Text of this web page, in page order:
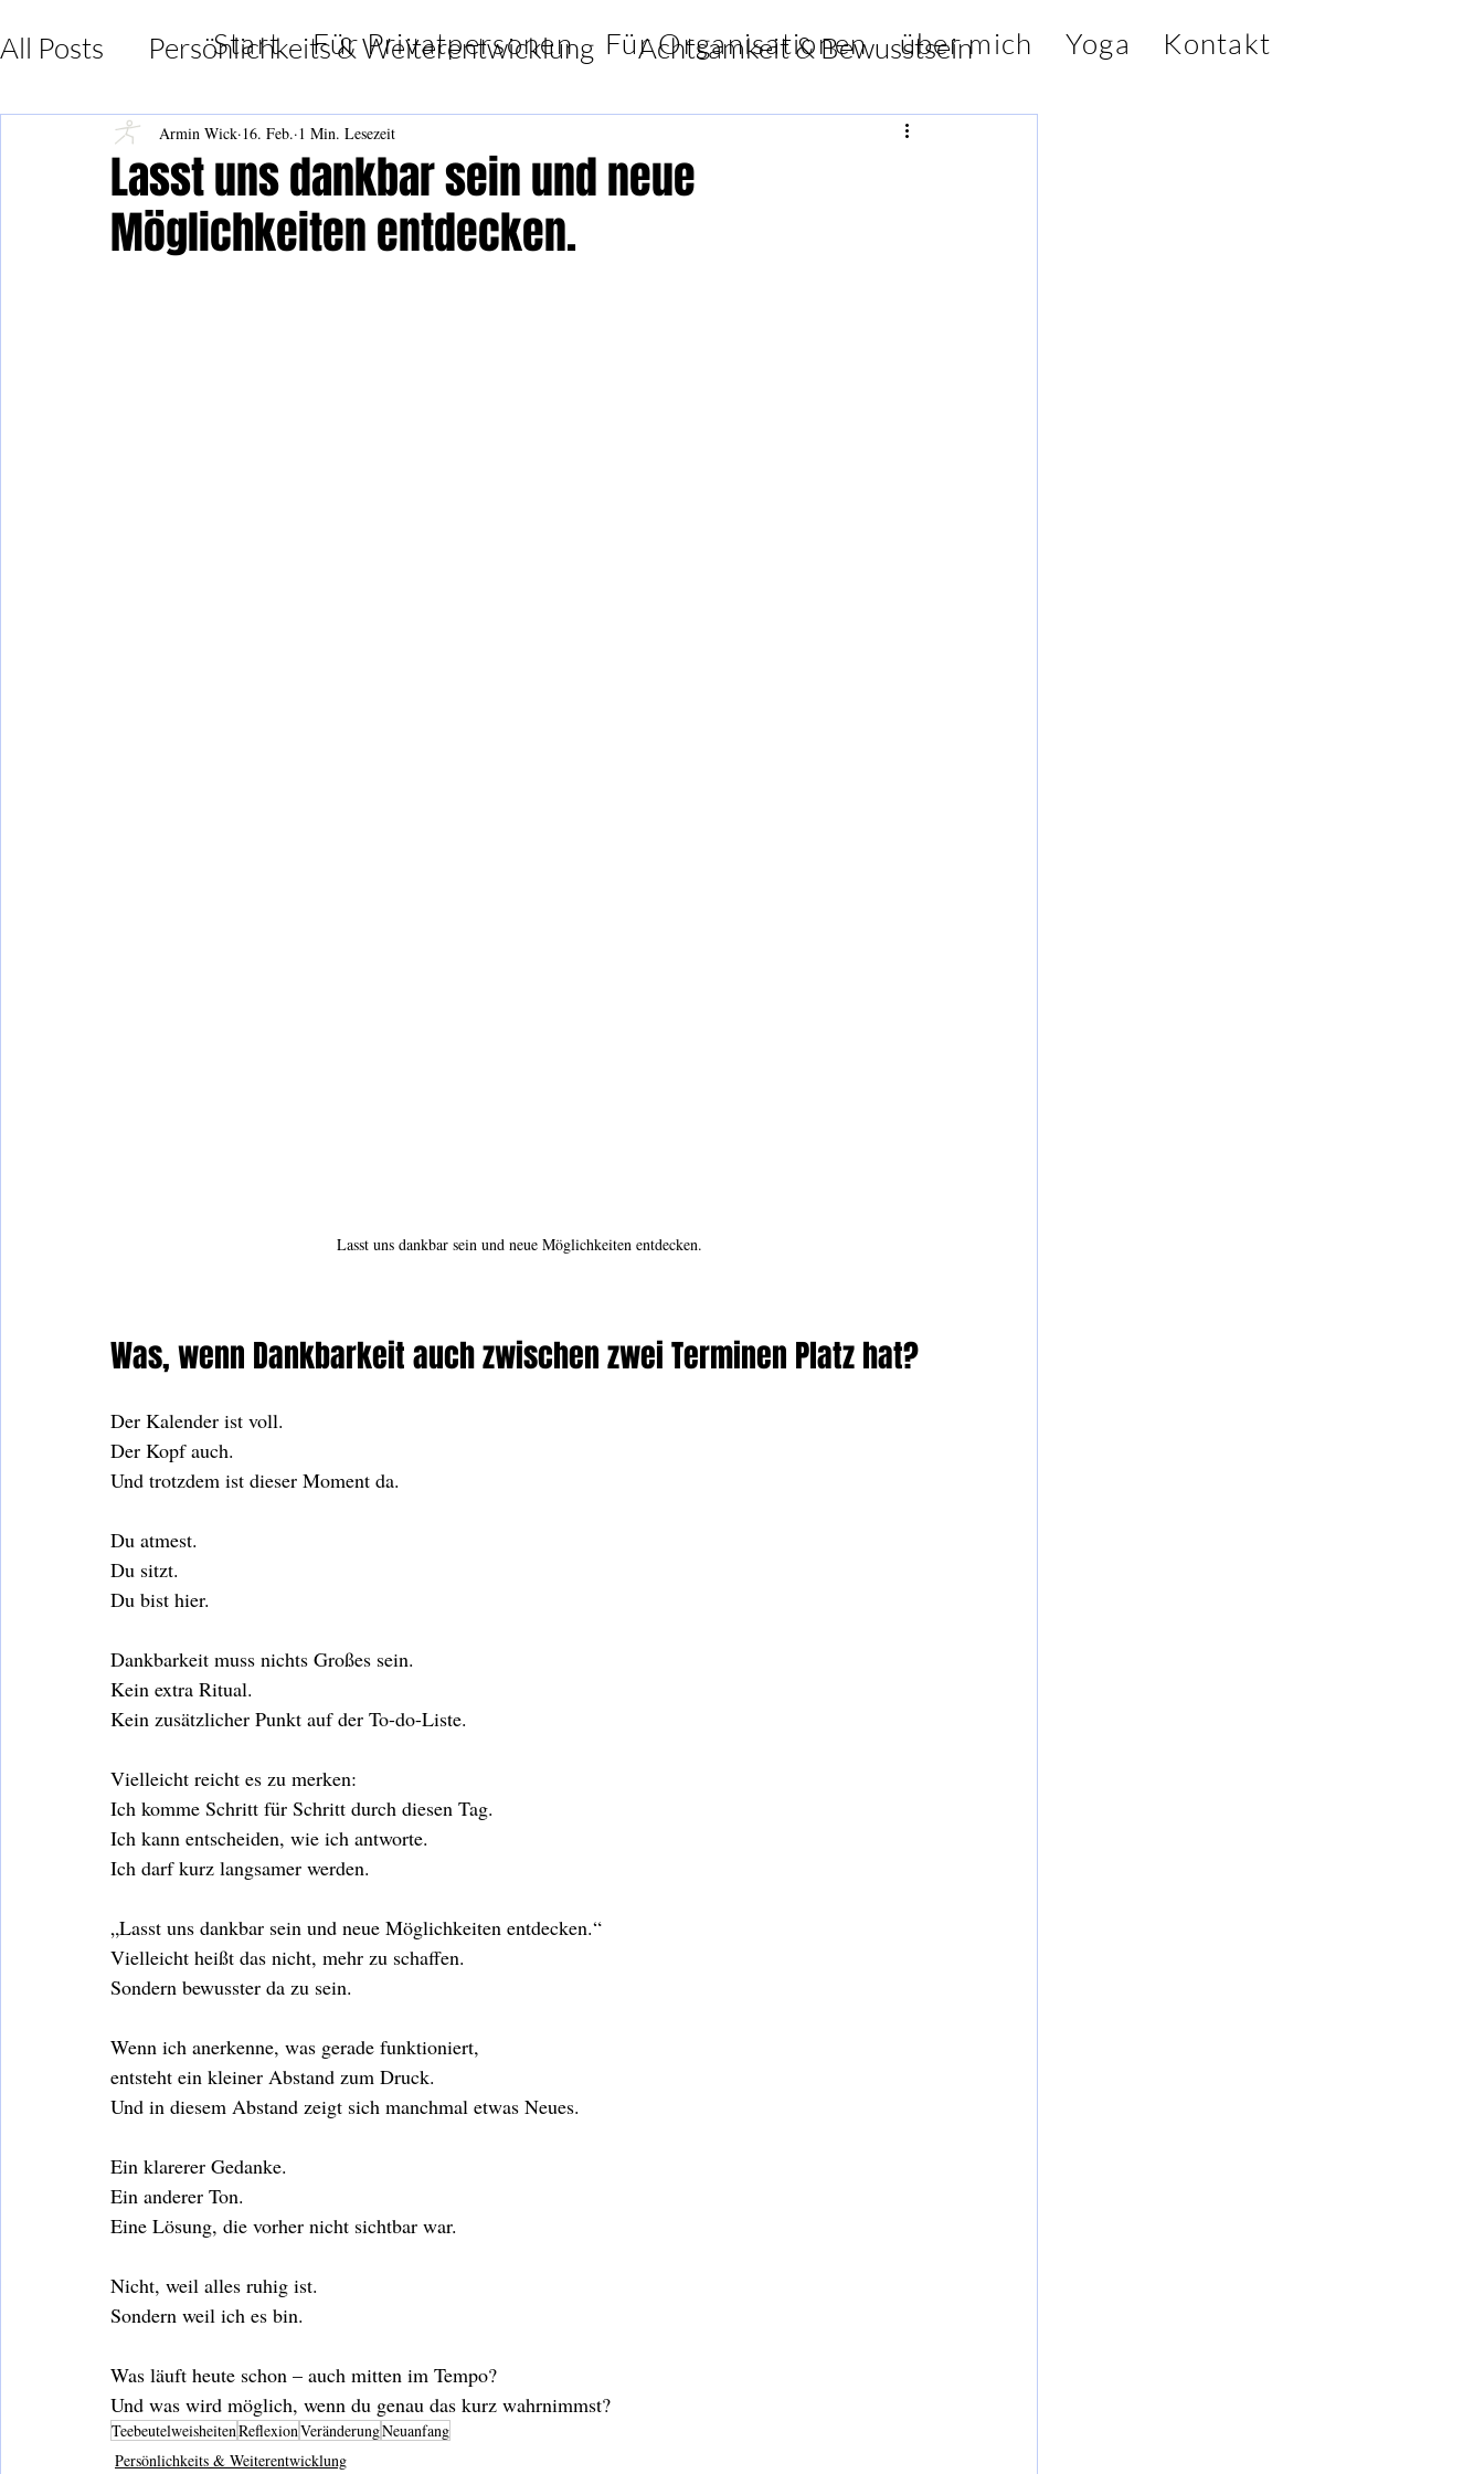
Start Für Privatpersonen Für Organisationen über mich Yoga Kontakt
All Posts Persönlichkeits & Weiterentwicklung Achtsamkeit & Bewusstsein
Lebensfreude & Dankbarkeit
Lasst uns dankbar sein und neue
Möglichkeiten entdecken.
Armin Wick 16. Feb. 1 Min. Lesezeit
Lasst uns dankbar sein und neue Möglichkeiten entdecken.
Was, wenn Dankbarkeit auch zwischen zwei Terminen Platz hat?
Der Kalender ist voll.
Der Kopf auch.
Und trotzdem ist dieser Moment da.
Du atmest.
Du sitzt.
Du bist hier.
Dankbarkeit muss nichts Großes sein.
Kein extra Ritual.
Kein zusätzlicher Punkt auf der To-do-Liste.
Vielleicht reicht es zu merken:
Ich komme Schritt für Schritt durch diesen Tag.
Ich kann entscheiden, wie ich antworte.
Ich darf kurz langsamer werden.
„Lasst uns dankbar sein und neue Möglichkeiten entdecken.“
Vielleicht heißt das nicht, mehr zu schaffen.
Sondern bewusster da zu sein.
Wenn ich anerkenne, was gerade funktioniert,
entsteht ein kleiner Abstand zum Druck.
Und in diesem Abstand zeigt sich manchmal etwas Neues.
Ein klarerer Gedanke.
Ein anderer Ton.
Eine Lösung, die vorher nicht sichtbar war.
Nicht, weil alles ruhig ist.
Sondern weil ich es bin.
Was läuft heute schon – auch mitten im Tempo?
Und was wird möglich, wenn du genau das kurz wahrnimmst?
TeebeutelweisheitenReflexionVeränderungNeuanfang
Persönlichkeits & Weiterentwicklung